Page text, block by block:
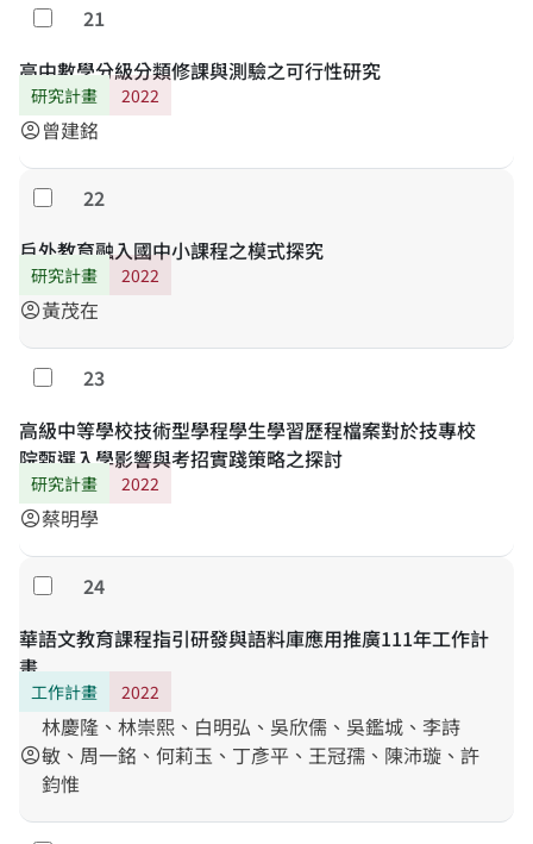
勾選
21
高中數學分級分類修課與測驗之可行性研究
研究計畫 2022
account_circle曾建銘
勾選
22
戶外教育融入國中小課程之模式探究
研究計畫 2022
account_circle黃茂在
勾選
23
高級中等學校技術型學程學生學習歷程檔案對於技專校
院甄選入學影響與考招實踐策略之探討
研究計畫 2022
account_circle蔡明學
勾選
24
華語文教育課程指引研發與語料庫應用推廣111年工作計
畫
工作計畫 2022
account_circle
林慶隆、林崇熙、白明弘、吳欣儒、吳鑑城、李詩
敏、周一銘、何莉玉、丁彥平、王冠孺、陳沛璇、許
鈞惟